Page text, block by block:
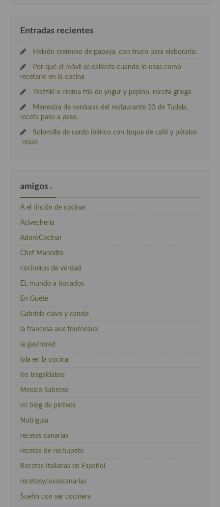
Cocina de la Republica Checa
Cocina de Polonia
Cocina de Ucrania
Cocina Eslovena
Cocina Francesa
Cocina Griega
Cocina Irlanda
Cocina Italiana
Cocina portuguesa
Cocina Rusa
Cocina Suiza
Cocina Turca
Entradas recientes
Helado cremoso de papaya, con truco para elaborarlo.
Por qué el móvil se calienta cuando lo usas como
recetario en la cocina
Tzatziki o crema fría de yogur y pepino, receta griega
Menestra de verduras del restaurante 33 de Tudela,
receta paso a paso.
Solomillo de cerdo ibérico con toque de café y pétalos
rosas
amigos .
A el rincón de cocinar
Acivecheria
AdoroCocinar
Chef Manolito
cocineros de verdad
EL mundo a bocados
En Guete
Gabriela clavo y canela
la francesa aux fourneaux
la gastrored
lola en la cocina
los tragaldabas
Mexico Sabroso
mi blog de pintxos
Nutriguia
recetas canarias
recetas de rechupete
Recetas Italianas en Español
recetasycosascanarias
Sueño con ser cocinera